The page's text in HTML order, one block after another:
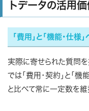
トデータの活用
「費用」と「機能・仕
実際に寄せられた質問を
では「費用・契約」と「
と比べて常に一定数を維